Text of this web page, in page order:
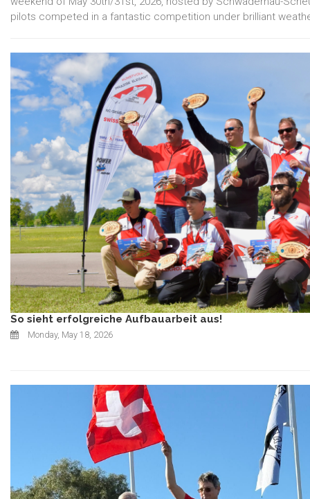
pilots competed in a fantastic competition under brilliant
So sieht erfolgreiche Aufbauarbeit aus!
Monday, May 18, 2026